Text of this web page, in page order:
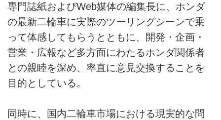
専門誌紙およびWeb媒体の編集長に、ホンダ
の最新二輪車に実際のツーリングシーンで乗
って体感してもらうとともに、開発・企画・
営業・広報など多方面にわたるホンダ関係者
との親睦を深め、率直に意見交換することを
目的としている。
同時に、国内二輪車市場における現実的な問